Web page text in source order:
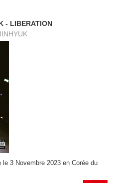
- LIBERATION
3 Novembre 2023 en Corée du